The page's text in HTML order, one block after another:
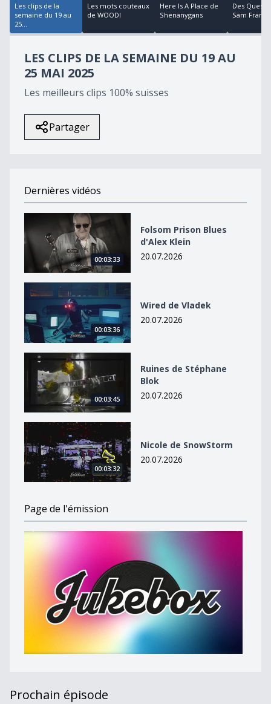
Les clips de la
semaine du 19 au
25...
Les mots couteaux
de WOODI
Here Is A Place de
Shenanygans
Des
Sam Frank
LES CLIPS DE LA SEMAINE DU 19 AU
25 MAI 2025
Les meilleurs clips 100% suisses
Partager
Dernières vidéos
Folsom Prison Blues d&#039;Alex Klein
00:03:33
Folsom Prison Blues
d'Alex Klein
20.07.2026
Wired de Vladek
00:03:36
Wired de Vladek
20.07.2026
Ruines de Stéphane Blok
00:03:45
Ruines de Stéphane
Blok
20.07.2026
Nicole de SnowStorm
00:03:32
Nicole de SnowStorm
20.07.2026
Page de l'émission
Prochain épisode